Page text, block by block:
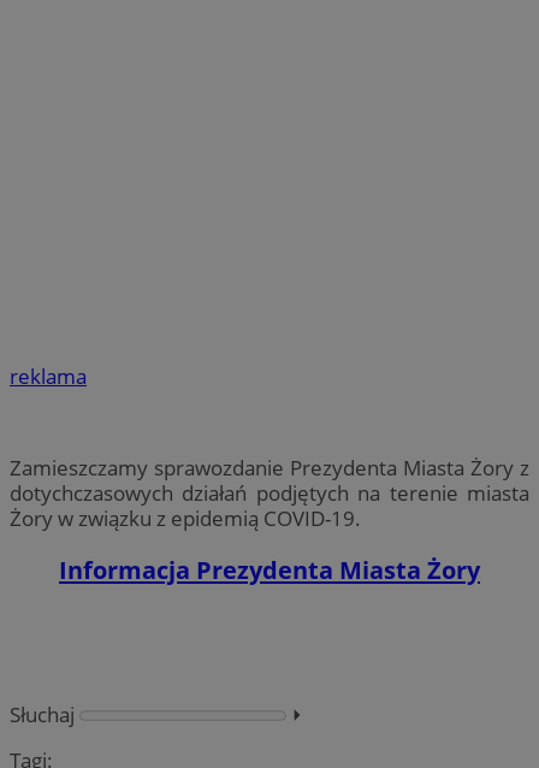
reklama
Zamieszczamy sprawozdanie Prezydenta Miasta Żory z
dotychczasowych działań podjętych na terenie miasta
Żory w związku z epidemią COVID-19.
Informacja Prezydenta Miasta Żory
Słuchaj
⏵︎
Tagi: